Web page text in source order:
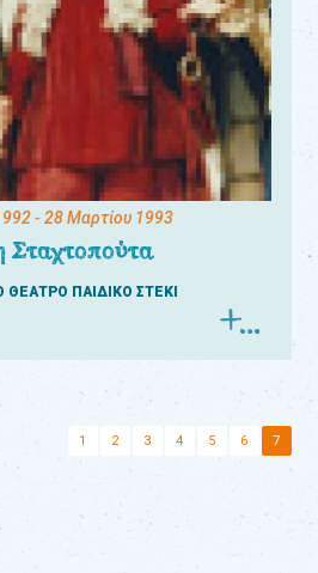
- 28 Μαρτίου 1993
Σταχτοπούτα
ΘΕΑΤΡΟ ΠΑΙΔΙΚΟ ΣΤΕΚΙ
1 2 3 4 5 6 7